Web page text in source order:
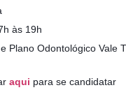
às 19h
Plano Odontológico Vale
aqui para se candidatar